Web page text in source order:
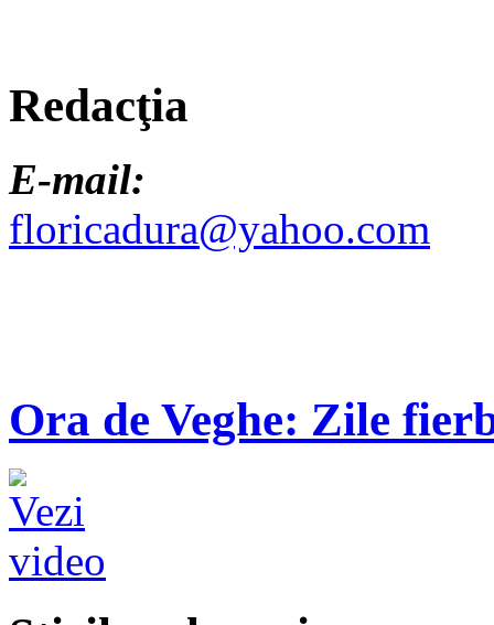
Redacţia
E-mail:
floricadura@yahoo.com
Ora de Veghe: Zile